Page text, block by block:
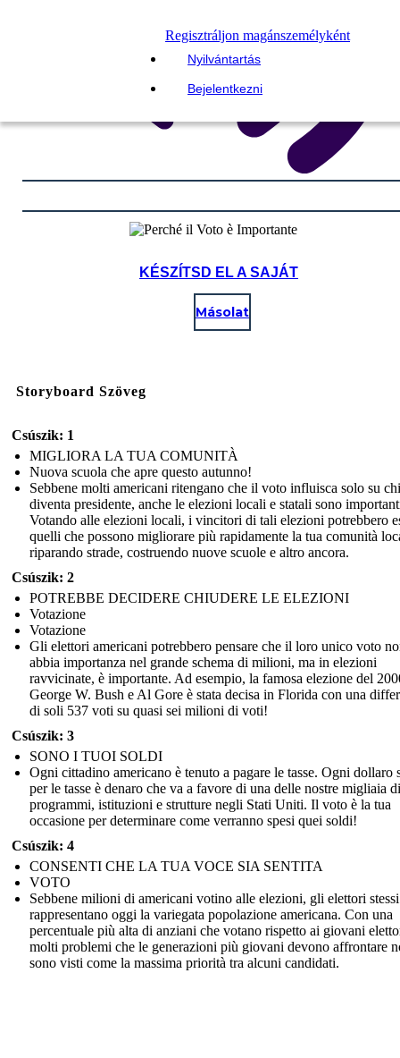
Regisztráljon magánszemélyként
Nyilvántartás
Bejelentkezni
KÉSZÍTSD EL A SAJÁT
Másolat
Storyboard Szöveg
Csúszik: 1
MIGLIORA LA TUA COMUNITÀ
Nuova scuola che apre questo autunno!
Sebbene molti americani ritengano che il voto influisca solo su chi
diventa presidente, anche le elezioni locali e statali sono
Votando alle elezioni locali, i vincitori di tali elezioni potrebbero
quelli che possono migliorare più rapidamente la tua comunità
riparando strade, costruendo nuove scuole e altro ancora.
Csúszik: 2
POTREBBE DECIDERE CHIUDERE LE ELEZIONI
Votazione
Votazione
Gli elettori americani potrebbero pensare che il loro unico voto
abbia importanza nel grande schema di milioni, ma in elezioni
ravvicinate, è importante. Ad esempio, la famosa elezione del
George W. Bush e Al Gore è stata decisa in Florida con una
di soli 537 voti su quasi sei milioni di voti!
Csúszik: 3
SONO I TUOI SOLDI
Ogni cittadino americano è tenuto a pagare le tasse. Ogni dollaro
per le tasse è denaro che va a favore di una delle nostre migliaia di
programmi, istituzioni e strutture negli Stati Uniti. Il voto è la tua
occasione per determinare come verranno spesi quei soldi!
Csúszik: 4
CONSENTI CHE LA TUA VOCE SIA SENTITA
VOTO
Sebbene milioni di americani votino alle elezioni, gli elettori
rappresentano oggi la variegata popolazione americana. Con una
percentuale più alta di anziani che votano rispetto ai giovani
molti problemi che le generazioni più giovani devono affrontare
sono visti come la massima priorità tra alcuni candidati.